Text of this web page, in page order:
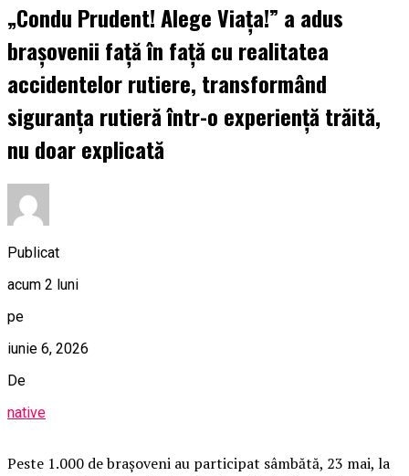
„Condu Prudent! Alege Viața!” a adus
brașovenii față în față cu realitatea
accidentelor rutiere, transformând
siguranța rutieră într-o experiență trăită,
nu doar explicată
Publicat
acum 2 luni
pe
iunie 6, 2026
De
native
Peste 1.000 de brașoveni au participat sâmbătă, 23 mai, la